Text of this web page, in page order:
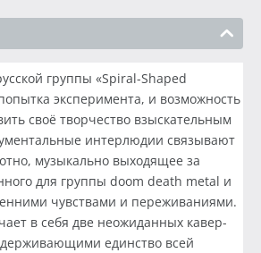
группы «Spiral-Shaped
эксперимента, и возможность
своё творчество взыскательным
интерлюдии связывают
музыкально выходящее за
для группы doom death metal и
чувствами и переживаниями.
в себя две неожиданных кавер-
единство всей